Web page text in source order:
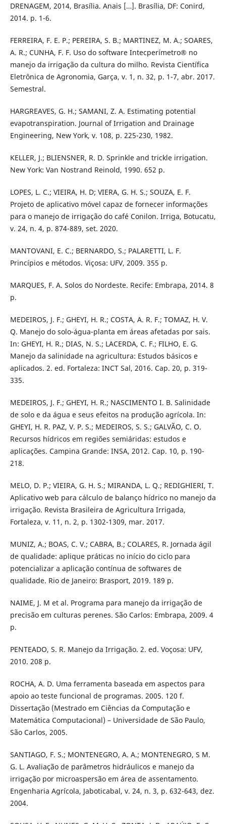
DRENAGEM, 2014, Brasília. Anais […]. Brasília, DF: Conird,
2014. p. 1-6.
FERREIRA, F. E. P.; PEREIRA, S. B.; MARTINEZ, M. A.; SOARES,
A. R.; CUNHA, F. F. Uso do software Intecperímetro® no
manejo da irrigação da cultura do milho. Revista Científica
Eletrônica de Agronomia, Garça, v. 1, n. 32, p. 1-7, abr. 2017.
Semestral.
HARGREAVES, G. H.; SAMANI, Z. A. Estimating potential
evapotranspiration. Journal of Irrigation and Drainage
Engineering, New York, v. 108, p. 225-230, 1982.
KELLER, J.; BLIENSNER, R. D. Sprinkle and trickle irrigation.
New York: Van Nostrand Reinold, 1990. 652 p.
LOPES, L. C.; VIEIRA, H. D; VIERA, G. H. S.; SOUZA, E. F.
Projeto de aplicativo móvel capaz de fornecer informações
para o manejo de irrigação do café Conilon. Irriga, Botucatu,
v. 24, n. 4, p. 874-889, set. 2020.
MANTOVANI, E. C.; BERNARDO, S.; PALARETTI, L. F.
Princípios e métodos. Viçosa: UFV, 2009. 355 p.
MARQUES, F. A. Solos do Nordeste. Recife: Embrapa, 2014. 8
p.
MEDEIROS, J. F.; GHEYI, H. R.; COSTA, A. R. F.; TOMAZ, H. V.
Q. Manejo do solo-água-planta em áreas afetadas por sais.
In: GHEYI, H. R.; DIAS, N. S.; LACERDA, C. F.; FILHO, E. G.
Manejo da salinidade na agricultura: Estudos básicos e
aplicados. 2. ed. Fortaleza: INCT Sal, 2016. Cap. 20, p. 319-
335.
MEDEIROS, J. F.; GHEYI, H. R.; NASCIMENTO I. B. Salinidade
de solo e da água e seus efeitos na produção agrícola. In:
GHEYI, H. R. PAZ, V. P. S.; MEDEIROS, S. S.; GALVÃO, C. O.
Recursos hídricos em regiões semiáridas: estudos e
aplicações. Campina Grande: INSA, 2012. Cap. 10, p. 190-
218.
MELO, D. P.; VIEIRA, G. H. S.; MIRANDA, L. Q.; REDIGHIERI, T.
Aplicativo web para cálculo de balanço hídrico no manejo da
irrigação. Revista Brasileira de Agricultura Irrigada,
Fortaleza, v. 11, n. 2, p. 1302-1309, mar. 2017.
MUNIZ, A.; BOAS, C. V.; CABRA, B.; COLARES, R. Jornada ágil
de qualidade: aplique práticas no início do ciclo para
potencializar a aplicação contínua de softwares de
qualidade. Rio de Janeiro: Brasport, 2019. 189 p.
NAIME, J. M et al. Programa para manejo da irrigação de
precisão em culturas perenes. São Carlos: Embrapa, 2009. 4
p.
PENTEADO, S. R. Manejo da Irrigação. 2. ed. Voçosa: UFV,
2010. 208 p.
ROCHA, A. D. Uma ferramenta baseada em aspectos para
apoio ao teste funcional de programas. 2005. 120 f.
Dissertação (Mestrado em Ciências da Computação e
Matemática Computacional) – Universidade de São Paulo,
São Carlos, 2005.
SANTIAGO, F. S.; MONTENEGRO, A. A.; MONTENEGRO, S M.
G. L. Avaliação de parâmetros hidráulicos e manejo da
irrigação por microaspersão em área de assentamento.
Engenharia Agrícola, Jaboticabal, v. 24, n. 3, p. 632-643, dez.
2004.